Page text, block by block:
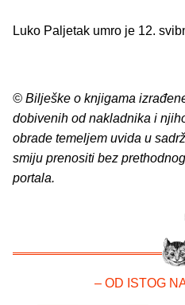
Luko Paljetak umro je 12.
© Bilješke o knjigama
dobivenih od nakladnika i
obrade temeljem uvida u
smiju prenositi bez
portala.
– OD ISTOG